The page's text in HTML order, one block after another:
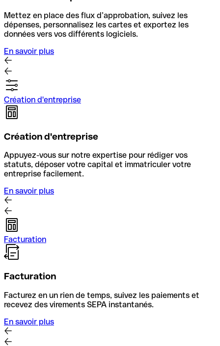
Mettez en place des flux d’approbation, suivez les
dépenses, personnalisez les cartes et exportez les
données vers vos différents logiciels.
En savoir plus
Création d'entreprise
Création d'entreprise
Appuyez-vous sur notre expertise pour rédiger vos
statuts, déposer votre capital et immatriculer votre
entreprise facilement.
En savoir plus
Facturation
Facturation
Facturez en un rien de temps, suivez les paiements et
recevez des virements SEPA instantanés.
En savoir plus